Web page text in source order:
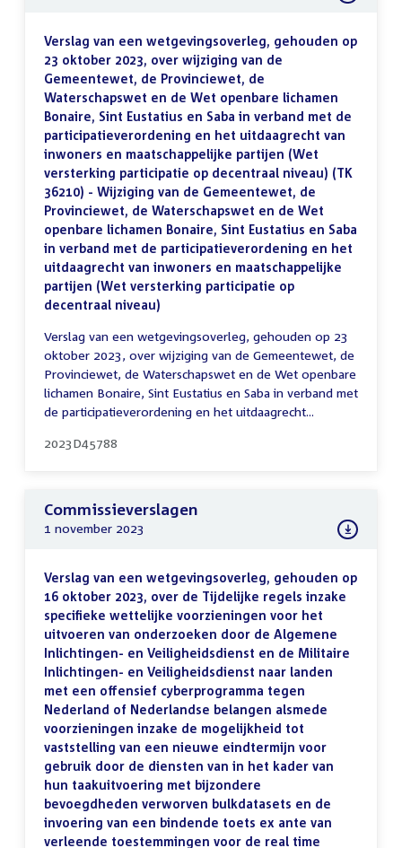
Verslag van een wetgevingsoverleg, gehouden op
23 oktober 2023, over wijziging van de
Gemeentewet, de Provinciewet, de
Waterschapswet en de Wet openbare lichamen
Bonaire, Sint Eustatius en Saba in verband met de
participatieverordening en het uitdaagrecht van
inwoners en maatschappelijke partijen (Wet
versterking participatie op decentraal niveau) (TK
36210) - Wijziging van de Gemeentewet, de
Provinciewet, de Waterschapswet en de Wet
openbare lichamen Bonaire, Sint Eustatius en Saba
in verband met de participatieverordening en het
uitdaagrecht van inwoners en maatschappelijke
partijen (Wet versterking participatie op
decentraal niveau)
Verslag van een wetgevingsoverleg, gehouden op 23
oktober 2023, over wijziging van de Gemeentewet, de
Provinciewet, de Waterschapswet en de Wet openbare
lichamen Bonaire, Sint Eustatius en Saba in verband met
de participatieverordening en het uitdaagrecht...
2023D45788
Commissieverslagen
1 november 2023
Verslag van een wetgevingsoverleg, gehouden op
16 oktober 2023, over de Tijdelijke regels inzake
specifieke wettelijke voorzieningen voor het
uitvoeren van onderzoeken door de Algemene
Inlichtingen- en Veiligheidsdienst en de Militaire
Inlichtingen- en Veiligheidsdienst naar landen
met een offensief cyberprogramma tegen
Nederland of Nederlandse belangen alsmede
voorzieningen inzake de mogelijkheid tot
vaststelling van een nieuwe eindtermijn voor
gebruik door de diensten van in het kader van
hun taakuitvoering met bijzondere
bevoegdheden verworven bulkdatasets en de
invoering van een bindende toets ex ante van
verleende toestemmingen voor de real time